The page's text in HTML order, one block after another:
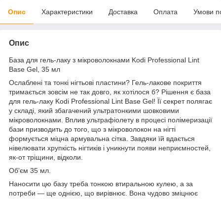
Опис Характеристики Доставка Оплата Умови
Опис
База для гель-лаку з мікроволокнами Kodi Professional Lint
Base Gel, 35 мл
Ослаблені та тонкі нігтьові пластини? Гель-лакове покриття
тримається зовсім не так довго, як хотілося б? Рішення є база
для гель-лаку Kodi Professional Lint Base Gel! Її секрет полягає
у складі, який збагачений ультратонкими шовковими
мікроволокнами. Вплив ультрафіолету в процесі полімеризації
бази призводить до того, що з мікроволокон на нігті
формується міцна армувальна сітка. Завдяки їй вдається
нівелювати хрупкість нігтиків і уникнути появи неприємностей,
як-от тріщини, відколи.
Об'єм 35 мл.
Наносити цю базу треба тонкою втиральною кулею, а за
потреби — ще однією, що вирівнює. Вона чудово зміцнює